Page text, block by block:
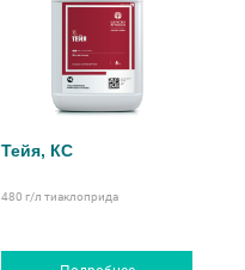
Тейя, КС
480 г/л тиаклоприда